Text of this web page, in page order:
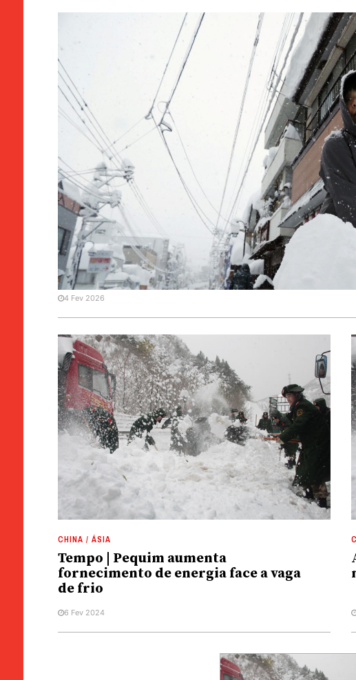
CHINA / ÁSIA
Fortes nevões no Japão
mortais nas últimas duas
4 Fev 2026
CHINA / ÁSIA
Tempo | Pequim aumenta
fornecimento de energia face a vaga
de frio
6 Fev 2024